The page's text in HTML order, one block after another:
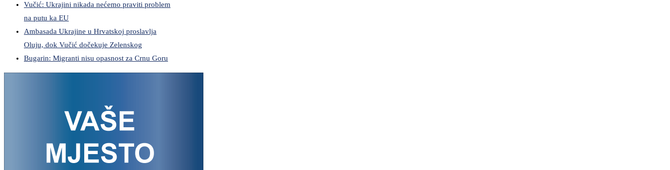
Vučić: Ukrajini nikada nećemo praviti problem
na putu ka EU
Ambasada Ukrajine u Hrvatskoj proslavlja
Oluju, dok Vučić dočekuje Zelenskog
Bugarin: Migranti nisu opasnost za Crnu Goru